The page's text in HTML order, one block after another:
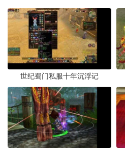
世纪蜀门私服十年沉浮记